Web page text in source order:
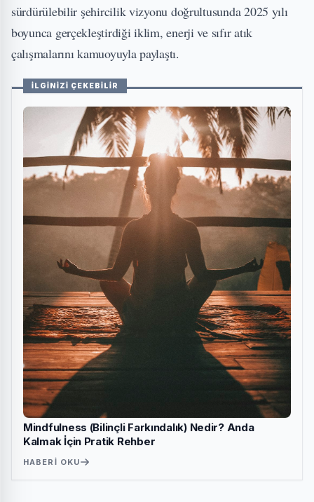
sürdürülebilir şehircilik vizyonu doğrultusunda 2025 yılı
boyunca gerçekleştirdiği iklim, enerji ve sıfır atık
çalışmalarını kamuoyuyla paylaştı.
İLGİNİZİ ÇEKEBİLİR
Mindfulness (Bilinçli Farkındalık) Nedir? Anda
Kalmak İçin Pratik Rehber
HABERI OKU